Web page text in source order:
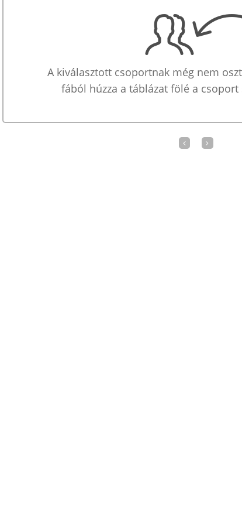
A kiválasztott csoportnak még nem
fából húzza a táblázat fölé a